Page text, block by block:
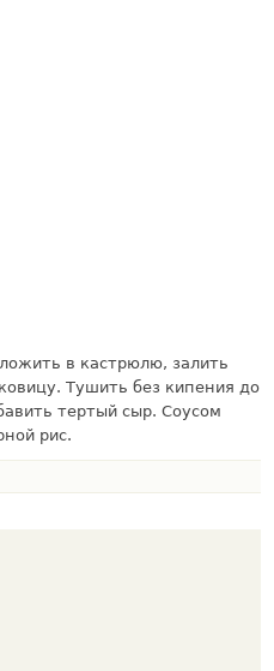
в кастрюлю, залить
Тушить без кипения до
тертый сыр. Соусом
рис.